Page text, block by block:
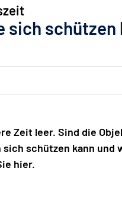
sich schützen
Zeit leer. Sind die
schützen kann und
hier.